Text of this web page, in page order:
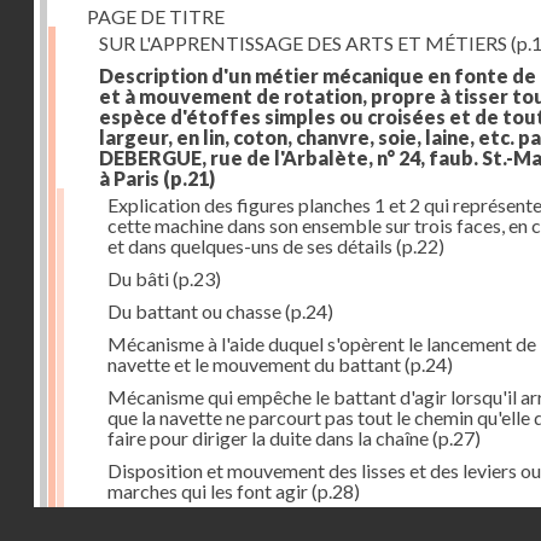
PAGE DE TITRE
SUR L'APPRENTISSAGE DES ARTS ET MÉTIERS
Description d'un métier mécanique en fonte
et à mouvement de rotation, propre à tisser
espèce d'étoffes simples ou croisées et de
largeur, en lin, coton, chanvre, soie, laine, etc.
DEBERGUE, rue de l'Arbalète, n° 24, faub. St.-
à Paris (p.21)
Explication des figures planches 1 et 2 qui
cette machine dans son ensemble sur trois faces, en
et dans quelques-uns de ses détails (p.22)
Du bâti(p.23)
Du battant ou chasse(p.24)
Mécanisme à l'aide duquel s'opèrent le lancement de
navette et le mouvement du battant(p.24)
Mécanisme qui empêche le battant d'agir lorsqu'il
que la navette ne parcourt pas tout le chemin qu'elle
faire pour diriger la duite dans la chaîne(p.27)
Disposition et mouvement des lisses et des leviers ou
marches qui les font agir(p.28)